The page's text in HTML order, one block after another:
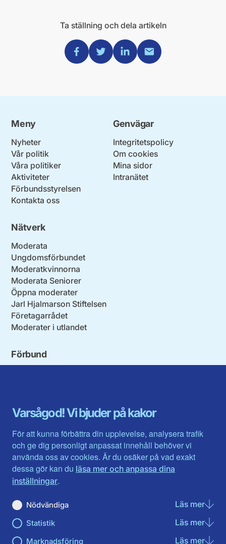
Varsågod! Vi bjuder på kakor
För att kunna förbättra din upplevelse, analysera trafik
och ge dig personligt anpassat innehåll behöver vi
använda oss av cookies. Är du osäker på vad exakt
dessa gör kan du läsa mer och anpassa dina
inställningar.
Nödvändiga Läs merom
Statistik Läs merom
Marknadsföring Läs merom
Ta ställning och dela artikeln
Dela via Facebook
Dela via Twitter
Dela via Linkedin
Dela via Mail
Meny
Nyheter
Vår politik
Våra politiker
Aktiviteter
Förbundsstyrelsen
Kontakta oss
Genvägar
Integritetspolicy
Om cookies
Mina sidor
Intranätet
Nätverk
Moderata
Ungdomsförbundet
Moderatkvinnorna
Moderata Seniorer
Öppna moderater
Jarl Hjalmarson Stiftelsen
Företagarrådet
Moderater i utlandet
Förbund
Gävleborg
Halland
Jämtlands län
Jönköpings län
Kalmar län
Kronobergs län
Norrbotten
Skåne län
Värmlands län
Västerbotten
Västra Götaland
Västernorrland
Västmanland
Örebro län
Östergötland
Du hittar oss här på sociala medier
FacebookInstagram